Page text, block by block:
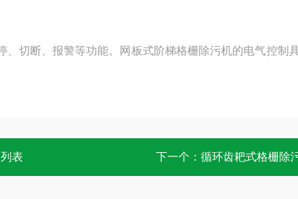
切断、报警等功能。网板式阶梯格栅除污机的电气控制
表 下一个： 循环齿耙式格栅除